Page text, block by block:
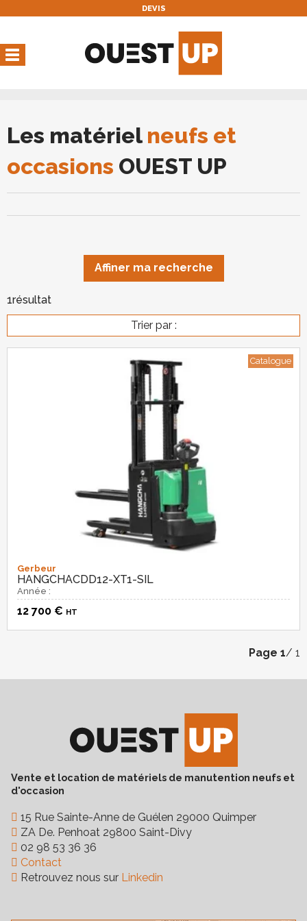
DEVIS
Les matérielneufs et
occasions OUEST UP
1résultat
Trier par :
Affiner ma recherche
Catalogue
Gerbeur
HANGCHACDD12-XT1-SIL
Année :
12 700 € HT
Page 1/ 1
Vente et location de matériels de manutention neufs et
d'occasion
15 Rue Sainte-Anne de Guélen 29000 Quimper
ZA De. Penhoat 29800 Saint-Divy
02 98 53 36 36
Contact
Retrouvez nous sur Linkedin
Vous avez une réservation
en cours
Vous n'avez pas de réservation en cours